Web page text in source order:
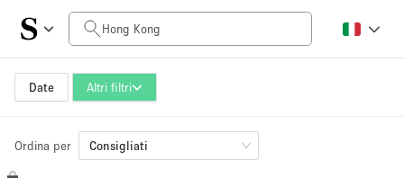
Date Altri filtri
Prezzo al giorno
HK$0
Dimensioni dello spazio
Ordina per Consigliati